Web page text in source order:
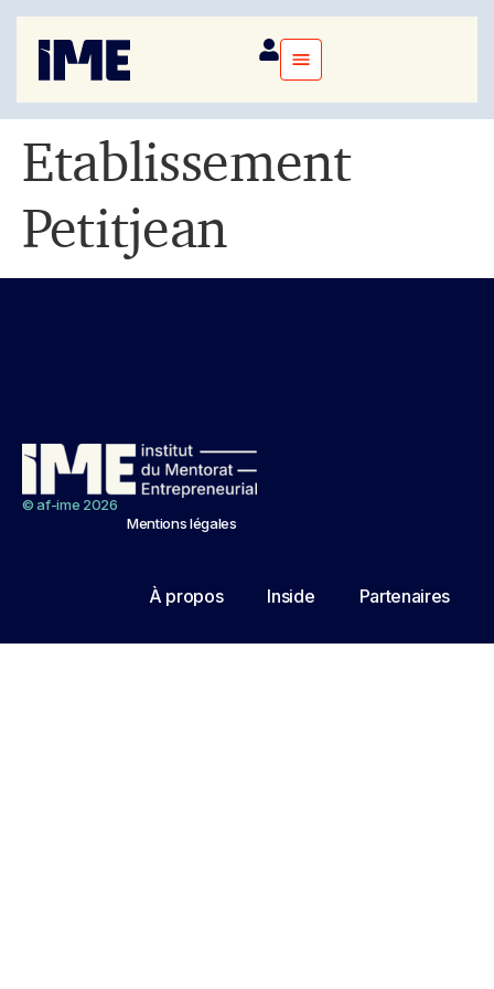
Etablissement
Petitjean
© af-ime 2026
Mentions légales
À propos Inside Partenaires